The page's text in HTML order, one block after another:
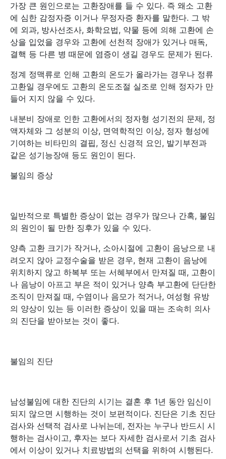
가장 큰 원인으로는 고환장애를 들 수 있다. 즉 왜소 고환
에 심한 감정자증 이거나 무정자증 환자를 말한다. 그 밖
에 외과, 방사선조사, 화학요법, 약물 등에 의해 고환에 손
상을 입었을 경우와 고환에 선천적 장애가 있거나 매독,
결핵 등 다른 병 때문에 염증이 생길 경우도 문제가 된다.
정계 정맥류로 인해 고환의 온도가 올라가는 경우나 정류
고환일 경우에도 고환의 온도조절 실조로 인해 정자가 만
들어 지지 않을 수 있다.
내분비 장애로 인한 고환에서의 정자형 성기전의 문제, 정
액자체와 그 성분의 이상, 면역학적인 이상, 정자 형성에
기여하는 비타민의 결핍, 정신 신경적 요인, 발기부전과
같은 성기능장애 등도 원인이 된다.
불임의 증상
일반적으로 특별한 증상이 없는 경우가 많으나 간혹, 불임
의 원인이 될 만한 징후가 있을 수 있다.
양측 고환 크기가 작거나, 소아시절에 고환이 음낭으로 내
려오지 않아 교정수술을 받은 경우, 현재 고환이 음낭에
위치하지 않고 하복부 또는 서혜부에서 만져질 때, 고환이
나 음낭이 아프고 부은 적이 있거나 양측 부고환에 단단한
조직이 만져질 때, 수염이나 음모가 적거나, 여성형 유방
의 양상이 있는 등 이러한 증상이 있을 때는 조속히 의사
의 진단을 받아보는 것이 좋다.
불임의 진단
남성불임에 대한 진단의 시기는 결혼 후 1년 동안 임신이
되지 않으면 시행하는 것이 보편적이다. 진단은 기초 진단
검사와 선택적 검사로 나뉘는데, 전자는 누구나 반드시 시
행하는 검사이고, 후자는 보다 자세한 검사로서 기초 검사
에서 이상이 있거나 치료방법의 선택을 위하여 시행된다.